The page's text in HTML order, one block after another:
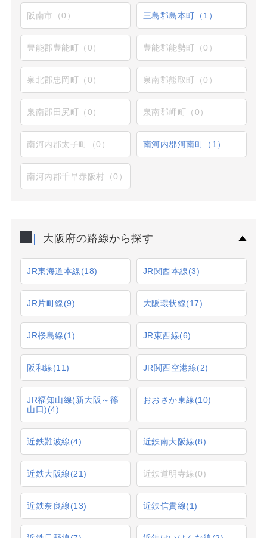
阪南市（0） 三島郡島本町（1）
豊能郡豊能町（0） 豊能郡能勢町（0）
泉北郡忠岡町（0） 泉南郡熊取町（0）
泉南郡田尻町（0） 泉南郡岬町（0）
南河内郡太子町（0） 南河内郡河南町（1）
南河内郡千早赤阪村（0）
大阪府の路線から探す
JR東海道本線(18) JR関西本線(3)
JR片町線(9) 大阪環状線(17)
JR桜島線(1) JR東西線(6)
阪和線(11) JR関西空港線(2)
JR福知山線(新大阪～篠
山口)(4)
おおさか東線(10)
近鉄難波線(4) 近鉄南大阪線(8)
近鉄大阪線(21) 近鉄道明寺線(0)
近鉄奈良線(13) 近鉄信貴線(1)